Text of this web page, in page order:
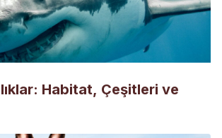
Habitat, Çeşitleri ve